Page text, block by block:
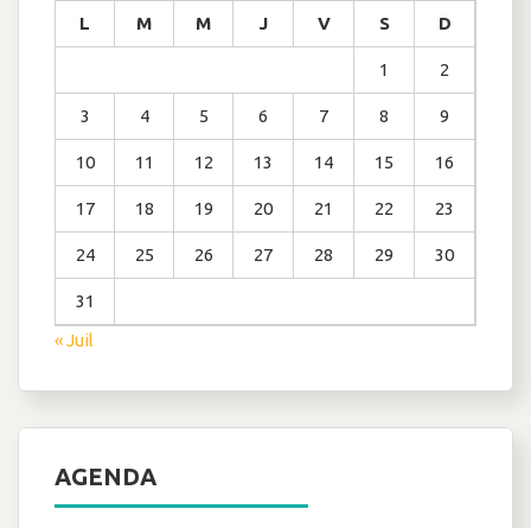
L M M J V S D
1 2
3 4 5 6 7 8 9
10 11 12 13 14 15 16
17 18 19 20 21 22 23
24 25 26 27 28 29 30
31
« Juil
AGENDA